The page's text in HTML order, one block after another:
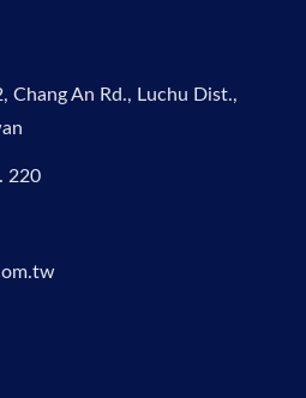
Chang An Rd., Luchu Dist.,
220